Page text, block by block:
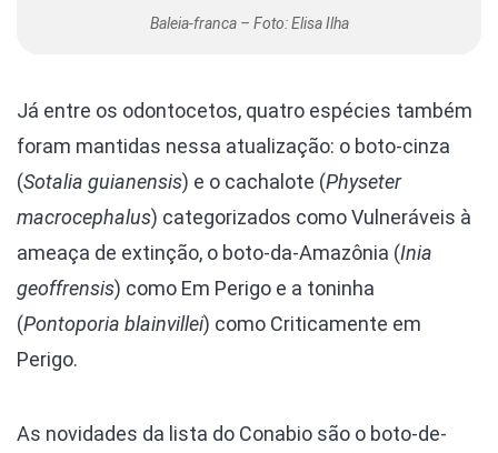
Baleia-franca – Foto: Elisa Ilha
Já entre os odontocetos, quatro espécies também
foram mantidas nessa atualização: o boto-cinza
(Sotalia guianensis) e o cachalote (Physeter
macrocephalus) categorizados como Vulneráveis à
ameaça de extinção, o boto-da-Amazônia (Inia
geoffrensis) como Em Perigo e a toninha
(Pontoporia blainvillei) como Criticamente em
Perigo.
As novidades da lista do Conabio são o boto-de-